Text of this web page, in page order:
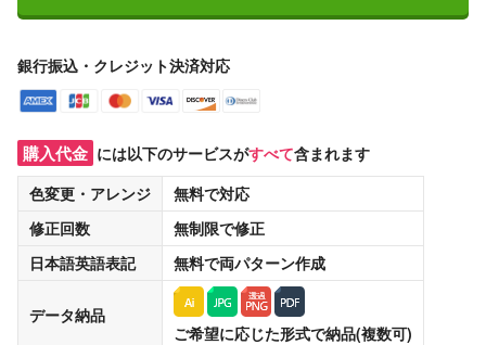
銀行振込・クレジット決済対応
購入代金 には以下のサービスがすべて含まれます
色変更・アレンジ
無料で対応
修正回数
無制限で修正
日本語英語表記
無料で両パターン作成
データ納品
ご希望に応じた形式で納品(複数可)